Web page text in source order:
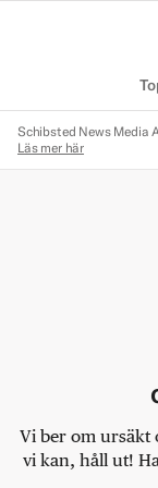
Schibsted News Media
Läs mer här
Vi ber om ursäkt
vi kan, håll ut!